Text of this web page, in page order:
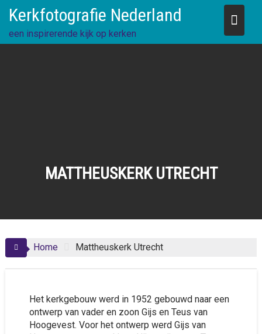
content
Kerkfotografie Nederland
een inspirerende kijk op kerken
MATTHEUSKERK UTRECHT
Home Mattheuskerk Utrecht
Het kerkgebouw werd in 1952 gebouwd naar een
ontwerp van vader en zoon Gijs en Teus van
Hoogevest. Voor het ontwerp werd Gijs van